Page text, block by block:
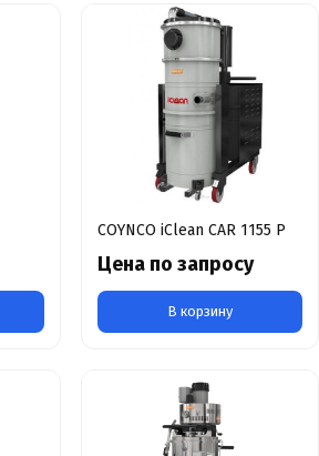
COYNCO iClean CAR 1155 P
Цена по запросу
В корзину